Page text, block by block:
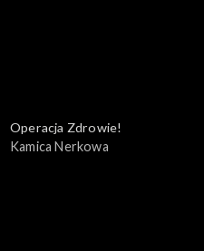
Operacja Zdrowie!
Kamica Nerkowa